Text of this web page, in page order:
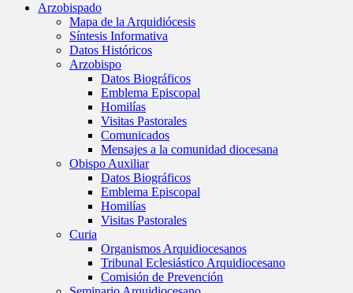
Arzobispado
Mapa de la Arquidiócesis
Síntesis Informativa
Datos Históricos
Arzobispo
Datos Biográficos
Emblema Episcopal
Homilías
Visitas Pastorales
Comunicados
Mensajes a la comunidad diocesana
Obispo Auxiliar
Datos Biográficos
Emblema Episcopal
Homilías
Visitas Pastorales
Curia
Organismos Arquidiocesanos
Tribunal Eclesiástico Arquidiocesano
Comisión de Prevención